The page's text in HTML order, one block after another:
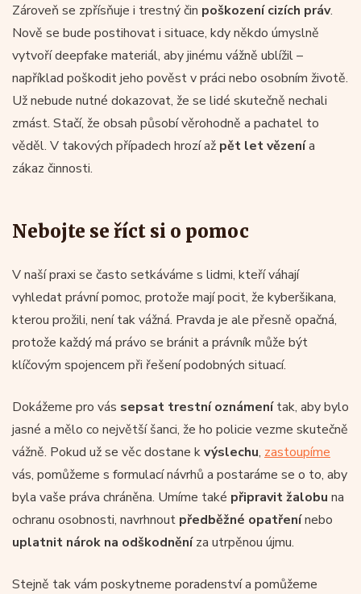
Zároveň se zpřísňuje i trestný čin poškození cizích práv.
Nově se bude postihovat i situace, kdy někdo úmyslně
vytvoří deepfake materiál, aby jinému vážně ublížil –
například poškodit jeho pověst v práci nebo osobním životě.
Už nebude nutné dokazovat, že se lidé skutečně nechali
zmást. Stačí, že obsah působí věrohodně a pachatel to
věděl. V takových případech hrozí až pět let vězenía
zákaz činnosti.
Nebojte se říct si o pomoc
V naší praxi se často setkáváme s lidmi, kteří váhají
vyhledat právní pomoc, protože mají pocit, že kyberšikana,
kterou prožili, není tak vážná. Pravda je ale přesně opačná,
protože každý má právo se bránit a právník může být
klíčovým spojencem při řešení podobných situací.
Dokážeme pro vás sepsat trestní oznámenítak, aby bylo
jasné a mělo co největší šanci, že ho policie vezme skutečně
vážně. Pokud už se věc dostane kvýslechu, zastoupíme
vás, pomůžeme s formulací návrhů a postaráme se o to, aby
byla vaše práva chráněna. Umíme také připravitžalobu na
ochranu osobnosti, navrhnout předběžné opatřenínebo
uplatnit nárok na odškodněníza utrpěnou újmu.
Stejně tak vám poskytneme poradenství a pomůžeme